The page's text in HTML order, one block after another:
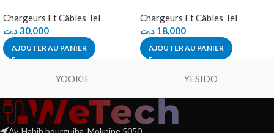
Chargeurs Et Câbles Tel
30,000د.ت
AJOUTER AU PANIER
Chargeurs Et Câbles Tel
18,000 د.ت
AJOUTER AU PANIER
YOOKIE YESIDO
Av. Habib bourguiba, Moknine 5050